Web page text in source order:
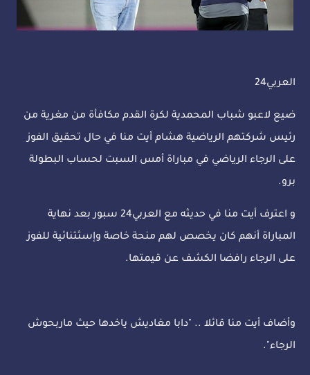
العربي24
ضيع لاعبو شباب المحمدية لكرة القدم مكافأة من مغرية من
رئيس شركتهم الرياضية هشام أيت منا في حال تحقيق الفوز
على الرجاء الرياضي في مباراة أمس السبت لحساب البطولة
برو.
و اعترف أيت منا في حديثه مع العربي24 سبور بعد نهاية
المباراة أنهم كان يخصص لهم منحة خاصة وإسثتنائية للفوز
على الرجاء رافضا الكشف عن قيمتها.
وأضاف أيت منا قائلا .. "دابا مغاديش ياخدها حيث ماربحوش
الرجاء".